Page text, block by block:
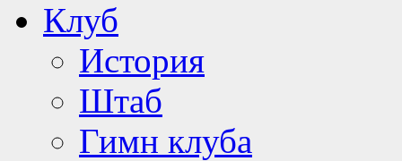
Клуб
История
Штаб
Гимн клуба